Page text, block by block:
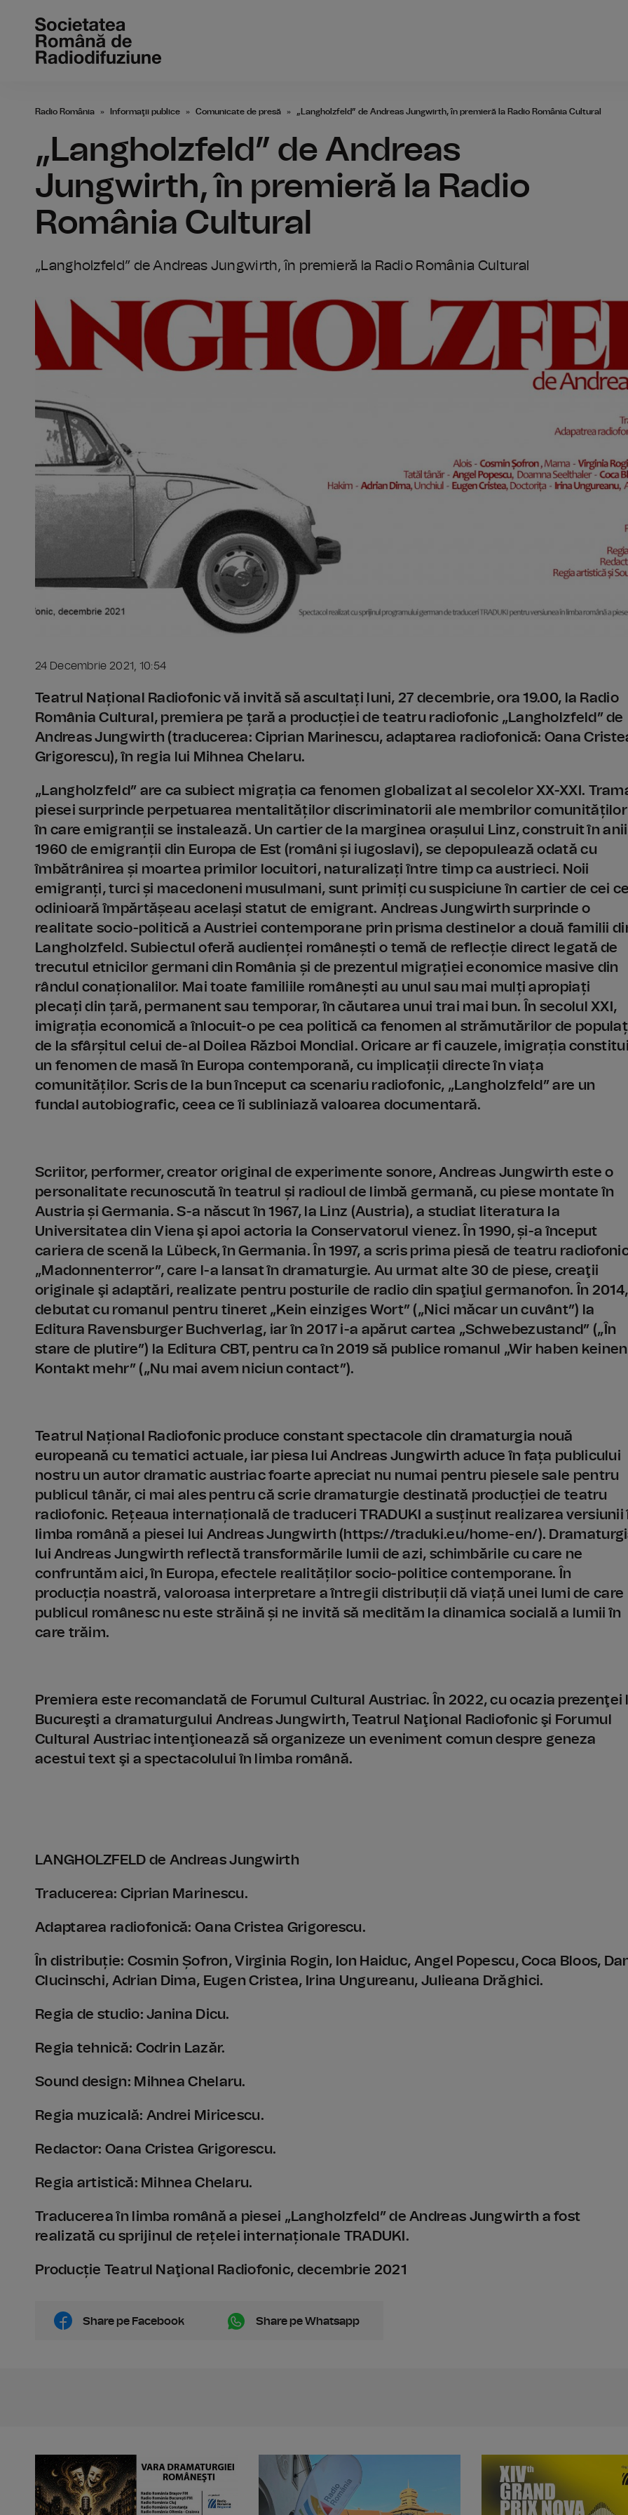
Radio România Informaţii publice Comunicate de presă „Langholzfeld” de Andreas Jungwirth, în premieră la Radio România Cultural
„Langholzfeld” de Andreas
Jungwirth, în premieră la Radio
România Cultural
„Langholzfeld” de Andreas Jungwirth, în premieră la Radio România Cultural
24 Decembrie 2021, 10:54
Teatrul Național Radiofonic vă invită să ascultați luni, 27 decembrie, ora 19.00, la Radio
România Cultural, premiera pe țară a producției de teatru radiofonic „Langholzfeld” de
Andreas Jungwirth (traducerea: Ciprian Marinescu, adaptarea radiofonică: Oana
Grigorescu), în regia lui Mihnea Chelaru.
„Langholzfeld” are ca subiect migrația ca fenomen globalizat al secolelor XX-XXI.
piesei surprinde perpetuarea mentalităților discriminatorii ale membrilor comunităților
în care emigranții se instalează. Un cartier de la marginea orașului Linz, construit în anii
1960 de emigranții din Europa de Est (români și iugoslavi), se depopulează odată cu
îmbătrânirea și moartea primilor locuitori, naturalizați între timp ca austrieci. Noii
emigranți, turci și macedoneni musulmani, sunt primiți cu suspiciune în cartier de cei
odinioară împărtășeau același statut de emigrant. Andreas Jungwirth surprinde o
realitate socio-politică a Austriei contemporane prin prisma destinelor a două familii
Langholzfeld. Subiectul oferă audienței românești o temă de reflecție direct legată de
trecutul etnicilor germani din România și de prezentul migrației economice masive din
rândul conaționalilor. Mai toate familiile românești au unul sau mai mulți apropiați
plecați din țară, permanent sau temporar, în căutarea unui trai mai bun. În secolul XXI,
imigrația economică a înlocuit-o pe cea politică ca fenomen al strămutărilor de
de la sfârșitul celui de-al Doilea Război Mondial. Oricare ar fi cauzele, imigrația
un fenomen de masă în Europa contemporană, cu implicații directe în viața
comunităților. Scris de la bun început ca scenariu radiofonic, „Langholzfeld” are un
fundal autobiografic, ceea ce îi subliniază valoarea documentară.
Scriitor, performer, creator original de experimente sonore, Andreas Jungwirth este o
personalitate recunoscută în teatrul și radioul de limbă germană, cu piese montate în
Austria și Germania. S-a născut în 1967, la Linz (Austria), a studiat literatura la
Universitatea din Viena şi apoi actoria la Conservatorul vienez. În 1990, și-a început
cariera de scenă la Lübeck, în Germania. În 1997, a scris prima piesă de teatru
„Madonnenterror”, care l-a lansat în dramaturgie. Au urmat alte 30 de piese, creaţii
originale şi adaptări, realizate pentru posturile de radio din spaţiul germanofon. În
debutat cu romanul pentru tineret „Kein einziges Wort” („Nici măcar un cuvânt”) la
Editura Ravensburger Buchverlag, iar în 2017 i-a apărut cartea „Schwebezustand” („În
stare de plutire”) la Editura CBT, pentru ca în 2019 să publice romanul „Wir haben keinen
Kontakt mehr” („Nu mai avem niciun contact”).
Teatrul Național Radiofonic produce constant spectacole din dramaturgia nouă
europeană cu tematici actuale, iar piesa lui Andreas Jungwirth aduce în fața publicului
nostru un autor dramatic austriac foarte apreciat nu numai pentru piesele sale pentru
publicul tânăr, ci mai ales pentru că scrie dramaturgie destinată producției de teatru
radiofonic. Rețeaua internațională de traduceri TRADUKI a susținut realizarea versiunii
limba română a piesei lui Andreas Jungwirth (https://traduki.eu/home-en/).
lui Andreas Jungwirth reflectă transformările lumii de azi, schimbările cu care ne
confruntăm aici, în Europa, efectele realităților socio-politice contemporane. În
producția noastră, valoroasa interpretare a întregii distribuții dă viață unei lumi de care
publicul românesc nu este străină și ne invită să medităm la dinamica socială a lumii în
care trăim.
Premiera este recomandată de Forumul Cultural Austriac. În 2022, cu ocazia prezenţei
Bucureşti a dramaturgului Andreas Jungwirth, Teatrul Naţional Radiofonic şi Forumul
Cultural Austriac intenţionează să organizeze un eveniment comun despre geneza
acestui text şi a spectacolului în limba română.
LANGHOLZFELD de Andreas Jungwirth
Traducerea: Ciprian Marinescu.
Adaptarea radiofonică: Oana Cristea Grigorescu.
În distribuție: Cosmin Șofron, Virginia Rogin, Ion Haiduc, Angel Popescu, Coca Bloos,
Clucinschi, Adrian Dima, Eugen Cristea, Irina Ungureanu, Julieana Drăghici.
Regia de studio: Janina Dicu.
Regia tehnică: Codrin Lazăr.
Sound design: Mihnea Chelaru.
Regia muzicală: Andrei Miricescu.
Redactor: Oana Cristea Grigorescu.
Regia artistică: Mihnea Chelaru.
Traducerea în limba română a piesei „Langholzfeld” de Andreas Jungwirth a fost
realizată cu sprijinul de rețelei internaționale TRADUKI.
Producție Teatrul Naţional Radiofonic, decembrie 2021
Share pe Facebook Share pe Whatsapp
Din 6 iulie, "Caravana Teatrului